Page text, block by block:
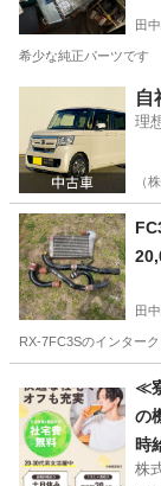
田
希少な純正パーツです
自
理
（
田
RX-7FC3Sのインター
≪
の
時
株